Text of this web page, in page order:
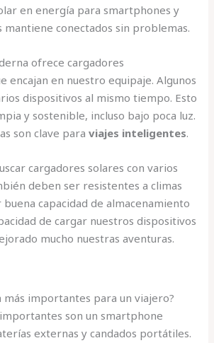
en energía para smartphones y
mantiene conectados sin problemas.
ofrece cargadores
encajan en nuestro equipaje. Algunos
dispositivos al mismo tiempo. Esto
y sostenible, incluso bajo poca luz.
son clave paraviajes inteligentes.
cargadores solares con varios
deben ser resistentes a climas
capacidad de almacenamiento
de cargar nuestros dispositivos
mucho nuestras aventuras.
más importantes para un viajero?
son un smartphone
externas y candados portátiles.